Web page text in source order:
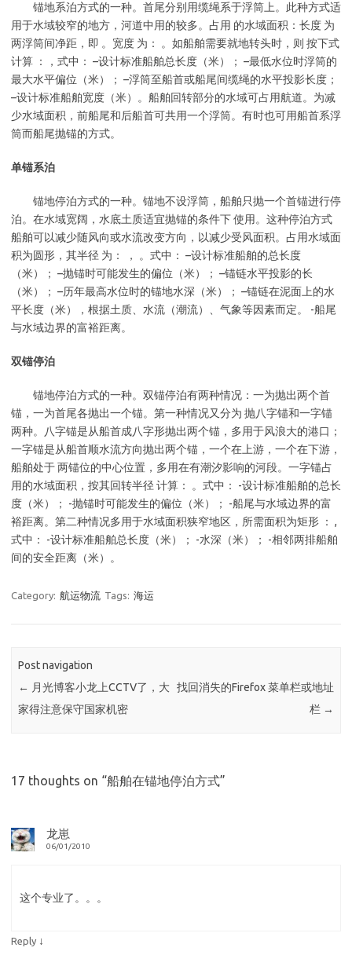
锚地系泊方式的一种。首尾分别用缆绳系于浮筒上。此种方式适
用于水域较窄的地方，河道中用的较多。占用 的水域面积：长度 为
两浮筒间净距，即 。宽度 为： 。如船舶需要就地转头时，则 按下式
计算 ：，式中： –设计标准船舶总长度（米）； –最低水位时浮筒的
最大水平偏位（米）； –浮筒至船首或船尾间缆绳的水平投影长度；
–设计标准船舶宽度（米）。船舶回转部分的水域可占用航道。为减
少水域面积，前船尾和后船首可共用一个浮筒。有时也可用船首系浮
筒而船尾抛锚的方式。
单锚系泊
锚地停泊方式的一种。锚地不设浮筒，船舶只抛一个首锚进行停
泊。在水域宽阔，水底土质适宜抛锚的条件下 使用。这种停泊方式
船舶可以减少随风向或水流改变方向，以减少受风面积。占用水域面
积为圆形，其半径 为： ， 。式中： –设计标准船舶的总长度
（米）； –抛锚时可能发生的偏位（米）； –锚链水平投影的长
（米）； –历年最高水位时的锚地水深（米）； –锚链在泥面上的水
平长度（米），根据土质、水流（潮流）、气象等因素而定。 -船尾
与水域边界的富裕距离。
双锚停泊
锚地停泊方式的一种。双锚停泊有两种情况：一为抛出两个首
锚，一为首尾各抛出一个锚。第一种情况又分为 抛八字锚和一字锚
两种。八字锚是从船首成八字形抛出两个锚，多用于风浪大的港口；
一字锚是从船首顺水流方向抛出两个锚，一个在上游，一个在下游，
船舶处于 两锚位的中心位置，多用在有潮汐影响的河段。一字锚占
用的水域面积，按其回转半径 计算： 。式中： -设计标准船舶的总长
度（米）； -抛锚时可能发生的偏位（米）； -船尾与水域边界的富
裕距离。第二种情况多用于水域面积狭窄地区，所需面积为矩形 ： ,
式中： -设计标准船舶总长度（米）； -水深（米）； -相邻两排船舶
间的安全距离（米）。
Category: 航运物流 Tags: 海运
Post navigation
← 月光博客小龙上CCTV了，大
家得注意保守国家机密
找回消失的Firefox 菜单栏或地址
栏 →
17 thoughts on “船舶在锚地停泊方式”
龙崽
06/01/2010
这个专业了。。。
Reply ↓